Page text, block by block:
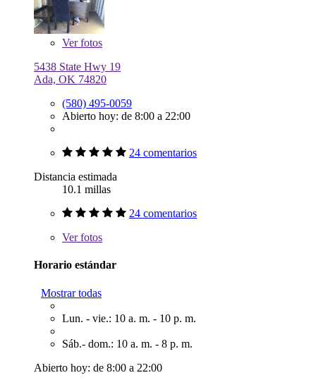
Verfotos
5438 State Hwy 19
Ada, OK 74820
(580) 495-0059
Abierto hoy: de 8:00 a 22:00
24 comentarios
Distancia estimada
10.1 millas
24 comentarios
Verfotos
Horario estándar
Mostrar todas
Lun. - vie.: 10 a. m. - 10 p. m.
Sáb.- dom.: 10 a. m. - 8 p. m.
Abierto hoy: de 8:00 a 22:00